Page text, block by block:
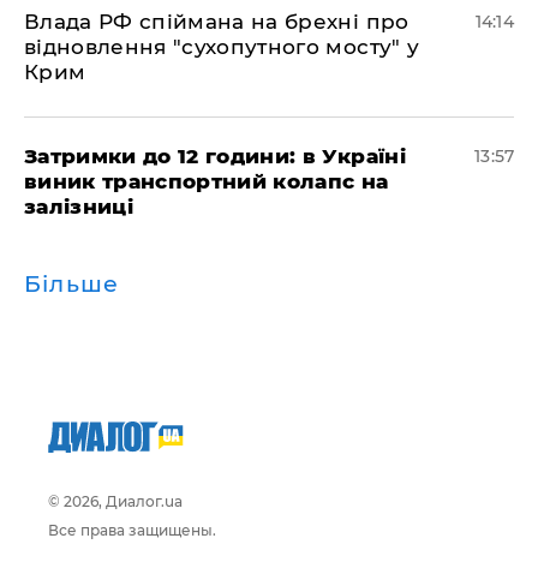
Влада РФ спіймана на брехні про
відновлення "сухопутного мосту" у
Крим
14:14
Затримки до 12 години: в Україні
виник транспортний колапс на
залізниці
13:57
Більше
© 2026, Диалог.ua
Все права защищены.